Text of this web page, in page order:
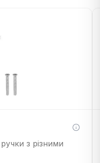
ручки з різними